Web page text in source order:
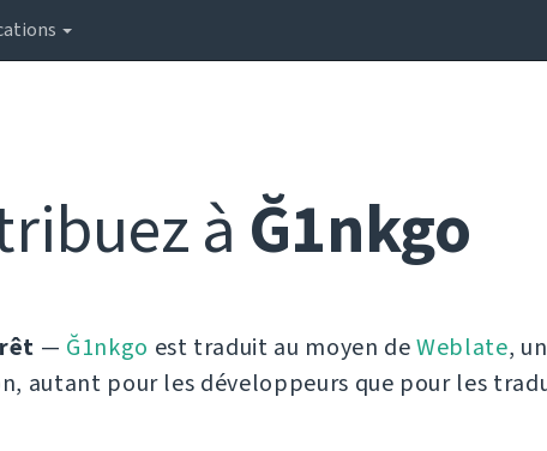
à Ğ1nkgo
— Ğ1nkgo est traduit au moyen deWeblate,
autant pour les développeurs que pour les